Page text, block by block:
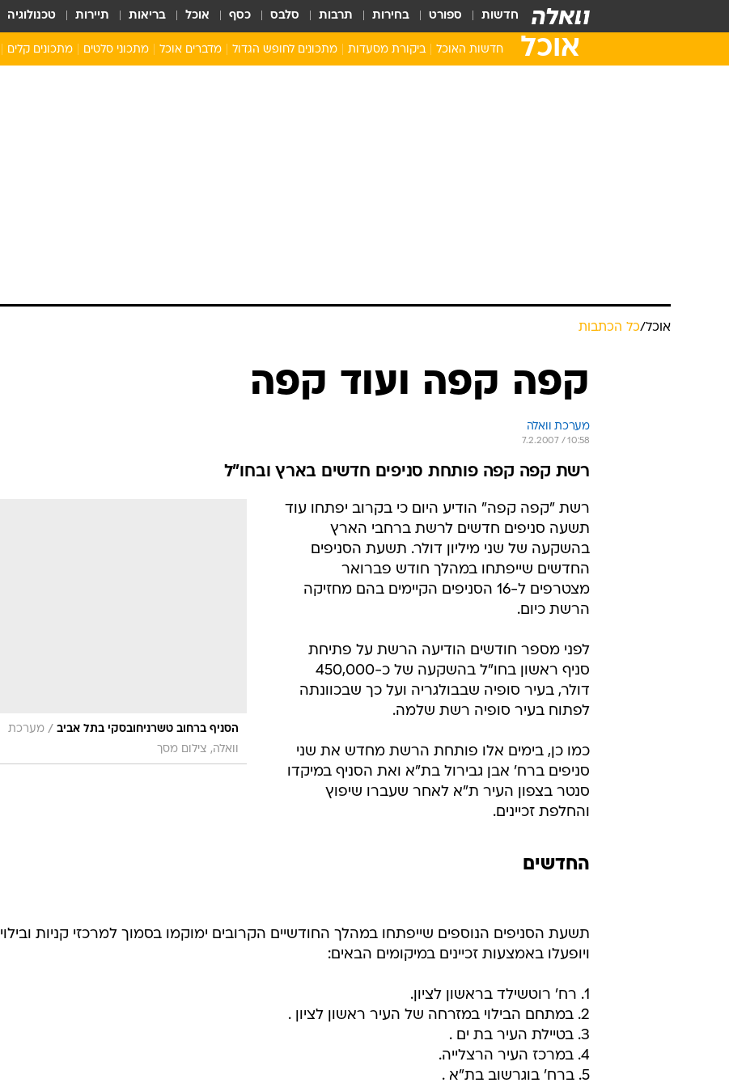
חדשות ספורט בחירות תרבות סלבס כסף אוכל בריאות תיירות טכנולוגיה
אוכל חדשות האוכל ביקורת מסעדות מתכונים לחופש הגדול מדברים אוכל מתכוני סלטים מתכונים קלים
אוכל/כל הכתבות
קפה קפה ועוד קפה
מערכת וואלה
7.2.2007 / 10:58
רשת קפה קפה פותחת סניפים חדשים בארץ ובחו"ל
הסניף ברחוב טשרניחובסקי בתל אביב / מערכת
וואלה, צילום מסך
רשת "קפה קפה" הודיע היום כי בקרוב יפתחו עוד
תשעה סניפים חדשים לרשת ברחבי הארץ
בהשקעה של שני מיליון דולר. תשעת הסניפים
החדשים שייפתחו במהלך חודש פברואר
מצטרפים ל-16 הסניפים הקיימים בהם מחזיקה
הרשת כיום.
לפני מספר חודשים הודיעה הרשת על פתיחת
סניף ראשון בחו"ל בהשקעה של כ-450,000
דולר, בעיר סופיה שבבולגריה ועל כך שבכוונתה
לפתוח בעיר סופיה רשת שלמה.
כמו כן, בימים אלו פותחת הרשת מחדש את שני
סניפים ברח' אבן גבירול בת"א ואת הסניף במיקדו
סנטר בצפון העיר ת"א לאחר שעברו שיפוץ
והחלפת זכיינים.
החדשים
תשעת הסניפים הנוספים שייפתחו במהלך החודשיים הקרובים ימוקמו בסמוך למרכזי קניות ובילוי
ויופעלו באמצעות זכיינים במיקומים הבאים:
1. רח' רוטשילד בראשון לציון.
2. במתחם הבילוי במזרחה של העיר ראשון לציון .
3. בטיילת העיר בת ים .
4. במרכז העיר הרצלייה.
5. ברח' בוגרשוב בת"א .